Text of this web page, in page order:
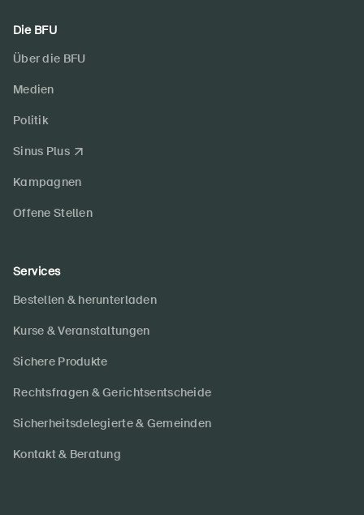
Die BFU
Über die BFU
Medien
Politik
Sinus Plus
Kampagnen
Offene Stellen
Services
Bestellen & herunterladen
Kurse & Veranstaltungen
Sichere Produkte
Rechtsfragen & Gerichtsentscheide
Sicherheitsdelegierte & Gemeinden
Kontakt & Beratung